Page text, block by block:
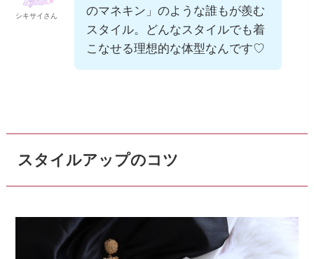
シキサイさん
のマネキン」のような誰もが羨む
スタイル。どんなスタイルでも着
こなせる理想的な体型なんです♡
スタイルアップのコツ